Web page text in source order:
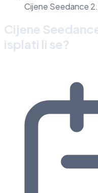
Cijene Seedance
Cijene
isplati li se?